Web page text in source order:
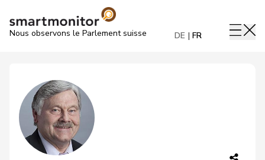
Nous observons le Parlement suisse DE FR